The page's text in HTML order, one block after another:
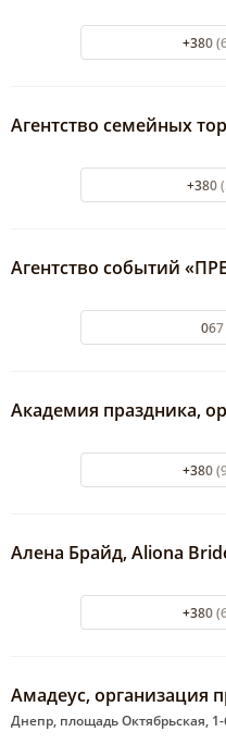
+380
Агентство семейных
+380
Агентство событий
067
Академия праздника,
+380
Алена Брайд, Aliona
+380
Амадеус, организация
Днепр, площадь Октябрьская,